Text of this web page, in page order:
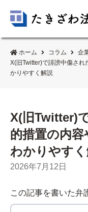
ホーム コラム
企
X(旧Twitter)で誹謗中傷さ
かりやすく解説
X(旧Twitter)
的措置の内
わかりやす
2026年7月12日
この記事を書いた弁